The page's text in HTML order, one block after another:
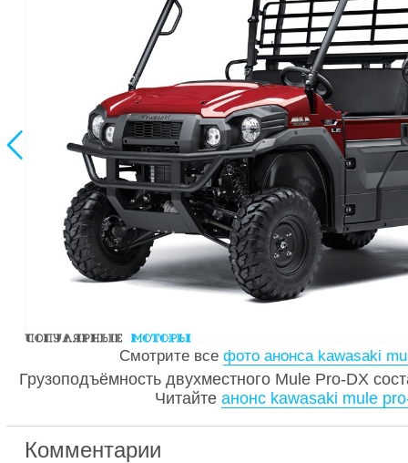

Смотрите все фото анонса kawasaki
Грузоподъёмность двухместного Mule Pro-DX
Читайте анонс kawasaki mule
Комментарии